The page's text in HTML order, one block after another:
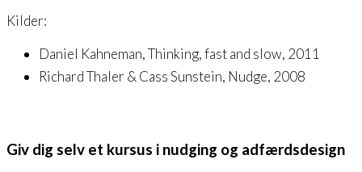
Kilder:
Daniel Kahneman, Thinking, fast and slow, 2011
Richard Thaler & Cass Sunstein, Nudge, 2008
Giv dig selv et kursus i nudging og adfærdsdesign